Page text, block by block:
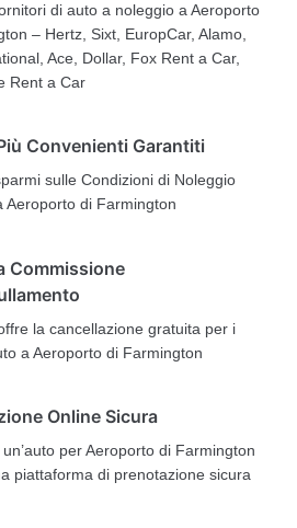
di auto a noleggio a Aeroporto
– Hertz, Sixt, EuropCar, Alamo,
Ace, Dollar, Fox Rent a Car,
Rent a Car
Convenienti Garantiti
sulle Condizioni di Noleggio
Aeroporto di Farmington
Commissione
la cancellazione gratuita per i
a Aeroporto di Farmington
Online Sicura
per Aeroporto di Farmington
piattaforma di prenotazione sicura